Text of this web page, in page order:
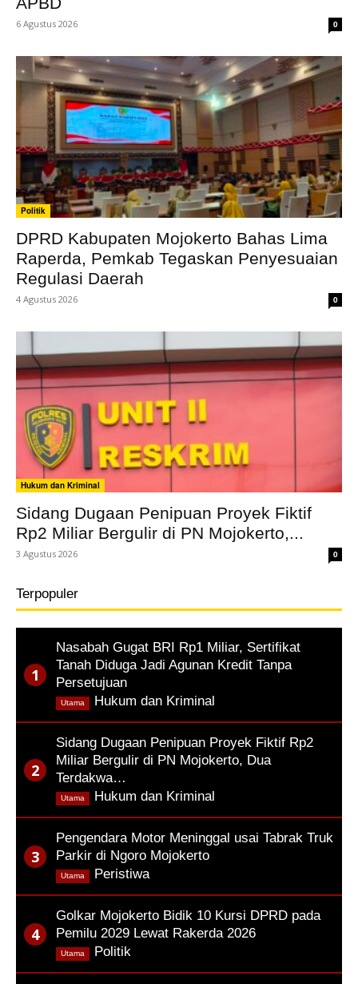
6 Agustus 2026 0
Politik
DPRD Kabupaten Mojokerto Bahas Lima
Raperda, Pemkab Tegaskan Penyesuaian
Regulasi Daerah
4 Agustus 2026 0
Hukum dan Kriminal
Sidang Dugaan Penipuan Proyek Fiktif
Rp2 Miliar Bergulir di PN Mojokerto,...
3 Agustus 2026 0
Terpopuler
Nasabah Gugat BRI Rp1 Miliar, Sertifikat
Tanah Diduga Jadi Agunan Kredit Tanpa
Persetujuan
Hukum dan Kriminal
Utama
Sidang Dugaan Penipuan Proyek Fiktif Rp2
Miliar Bergulir di PN Mojokerto, Dua
Terdakwa…
Hukum dan Kriminal
Utama
Pengendara Motor Meninggal usai Tabrak Truk
Parkir di Ngoro Mojokerto
Peristiwa,
Utama
Golkar Mojokerto Bidik 10 Kursi DPRD pada
Pemilu 2029 Lewat Rakerda 2026
Politik
Utama